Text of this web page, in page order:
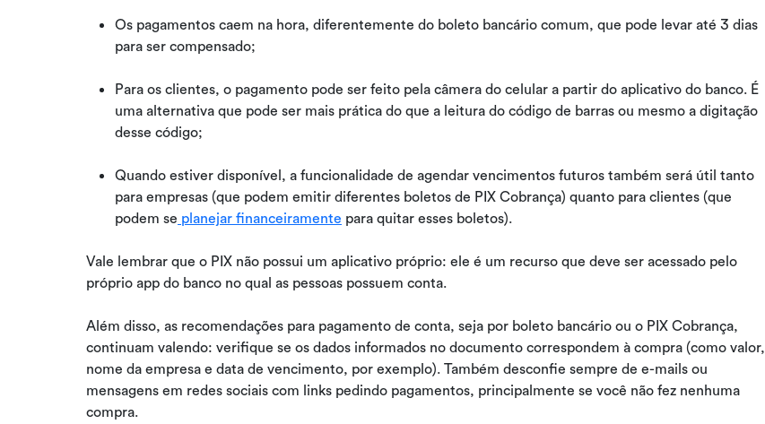
Os pagamentos caem na hora, diferentemente do boleto bancário comum, que pode levar até 3 dias
para ser compensado;
Para os clientes, o pagamento pode ser feito pela câmera do celular a partir do aplicativo do banco. É
uma alternativa que pode ser mais prática do que a leitura do código de barras ou mesmo a digitação
desse código;
Quando estiver disponível, a funcionalidade de agendar vencimentos futuros também será útil tanto
para empresas (que podem emitir diferentes boletos de PIX Cobrança) quanto para clientes (que
podem se planejar financeiramente para quitar esses boletos).
Vale lembrar que o PIX não possui um aplicativo próprio: ele é um recurso que deve ser acessado pelo
próprio app do banco no qual as pessoas possuem conta.
Além disso, as recomendações para pagamento de conta, seja por boleto bancário ou o PIX Cobrança,
continuam valendo: verifique se os dados informados no documento correspondem à compra (como valor,
nome da empresa e data de vencimento, por exemplo). Também desconfie sempre de e-mails ou
mensagens em redes sociais com links pedindo pagamentos, principalmente se você não fez nenhuma
compra.